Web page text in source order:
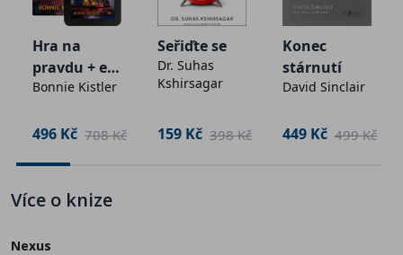
• Průmyslová impéria své kolonie vykořisťovala a
utlačovala a bylo by bláhové očekávat, že se nové
digitální říše zachovají lépe.
• Díky sebeopravným mechanismům budou
„Právě prožíváme největší informační revoluci v lidské
předcházelo.“
naši civilizaci, a odhaluje nečekanou perspektivu:
člověk ovládl planetu nikoli díky síle, ale díky
schopnosti vyprávět si příběhy a věřit mýtům. Ať už o
bozích, národech, penězích, či lidských právech.
Vydejte se na fascinující cestu po stopách našeho
genetického inženýrství.
Hra na
pravdu + e-
kniha
Bonnie Kistler
496 Kč 708 Kč
Seřiďte se
Dr. Suhas
Kshirsagar
159 Kč 398 Kč
Konec
stárnutí
David Sinclair
449 Kč 499 Kč
Více o knize
Nexus